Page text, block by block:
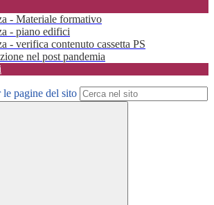
- Materiale formativo
- piano edifici
- verifica contenuto cassetta PS
nel post pandemia
pagine del sito